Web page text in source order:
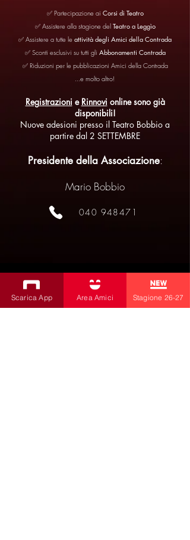
✅ Partecipazione ai Corsi di Teatro
✅ Assistere alla stagione del Teatro a Leggìo
✅ Assistere a tutte le attività degli Amici della Contrada
✅ Sconti esclusivi su tutti gli Abbonamenti Contrada
✅ Riduzioni per le pubblicazioni Amici della Contrada
...e molto altro!
Registrazioni e Rinnovi online sono già
disponibili!
Nuove adesioni presso il Teatro Bobbio a
partire dal 2 SETTEMBRE
Presidente della Associazione:
Mario Bobbio
040 948471
ISCRIVITI ALLA NEWSLETTER
Scarica App Area Amici Stagione 26-27